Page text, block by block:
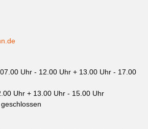
Uhr - 12.00 Uhr + 13.00 Uhr - 17.00
Uhr + 13.00 Uhr - 15.00 Uhr